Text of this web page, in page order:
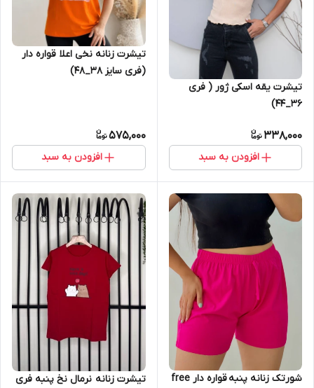
تیشرت یقه اسکی ژور ( فری
36_44)
338,000
افزودن به سبد
تیشرت زنانه نخی اعلا قواره دار
(فری سایز 38_48)
575,000
افزودن به سبد
شورتک زنانه پنبه قواره دار free
تیشرت زنانه نرمال نخ پنبه فری